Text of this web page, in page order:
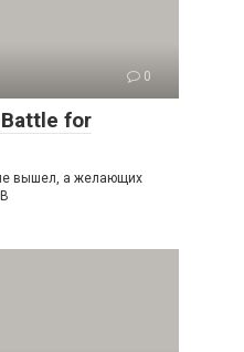
0
Battle for
вышел, а желающих